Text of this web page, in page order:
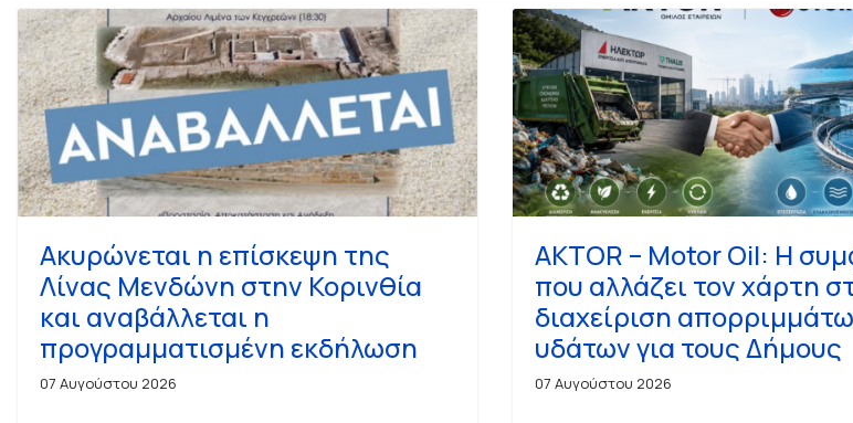
Ακυρώνεται η επίσκεψη της
Λίνας Μενδώνη στην Κορινθία
και αναβάλλεται η
προγραμματισμένη εκδήλωση
07 Αυγούστου 2026
AKTOR – Motor Oil: Η
που αλλάζει τον χάρτη
διαχείριση
υδάτων για τους Δήμους
07 Αυγούστου 2026